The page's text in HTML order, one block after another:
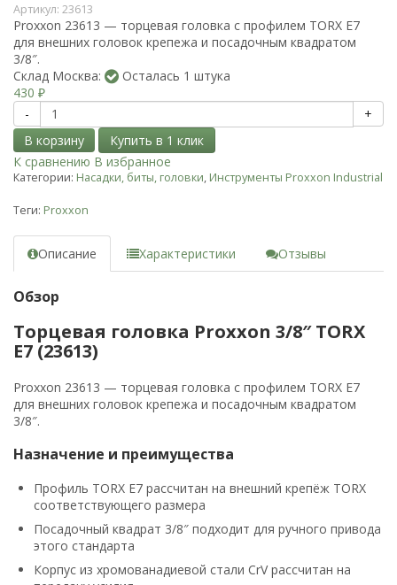
Артикул: 23613
Proxxon 23613 — торцевая головка с профилем TORX E7
для внешних головок крепежа и посадочным квадратом
3/8″.
Склад Москва:
Осталась 1 штука
430 ₽
-
+
В корзину
К сравнению В избранное
Категории: Насадки, биты, головки, Инструменты Proxxon Industrial
Теги: Proxxon
Описание Характеристики Отзывы
Обзор
Торцевая головка Proxxon 3/8″ TORX
E7 (23613)
Proxxon 23613 — торцевая головка с профилем TORX E7
для внешних головок крепежа и посадочным квадратом
3/8″.
Назначение и преимущества
Профиль TORX E7 рассчитан на внешний крепёж TORX
соответствующего размера
Посадочный квадрат 3/8″ подходит для ручного привода
этого стандарта
Корпус из хромованадиевой стали CrV рассчитан на